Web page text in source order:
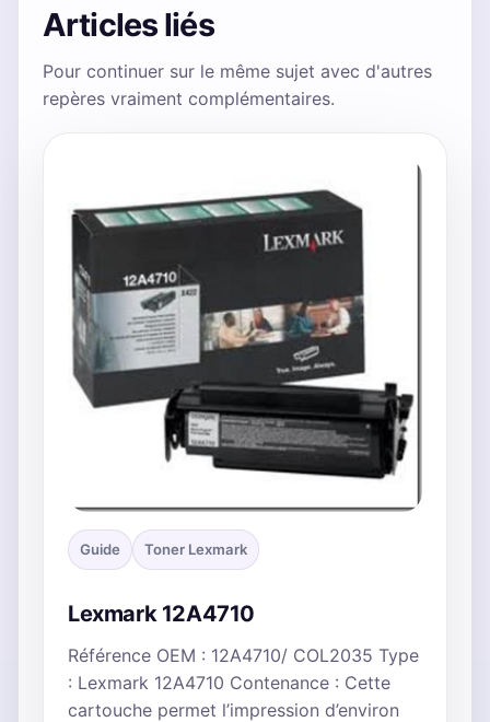
Articles liés
Pour continuer sur le même sujet avec d'autres
repères vraiment complémentaires.
Guide Toner Lexmark
Lexmark 12A4710
Référence OEM : 12A4710/ COL2035 Type
: Lexmark 12A4710 Contenance : Cette
cartouche permet l’impression d’environ